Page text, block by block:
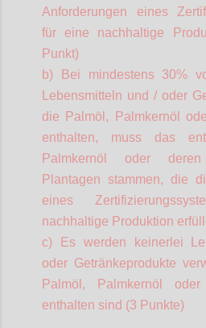
Anforderungen eines
für eine nachhaltige
Punkt)
b) Bei mindestens 30%
Lebensmitteln und / oder
die Palmöl,
Palmkernöl
enthalten, muss das
Palmkernöl
oder deren
Plantagen stammen, die
eines
nachhaltige Produktion
c) Es werden keinerlei
oder Getränkeprodukte
Palmöl,
Palmkernöl
oder
enthalten sind (3 Punkte)